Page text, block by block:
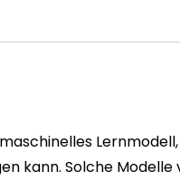
kann. Solche